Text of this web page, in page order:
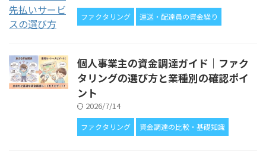
ファクタリング 運送・配達員の資金繰り
個人事業主の資金調達ガイド｜ファク
タリングの選び方と業種別の確認ポイ
ント
2026/7/14
ファクタリング 資金調達の比較・基礎知識